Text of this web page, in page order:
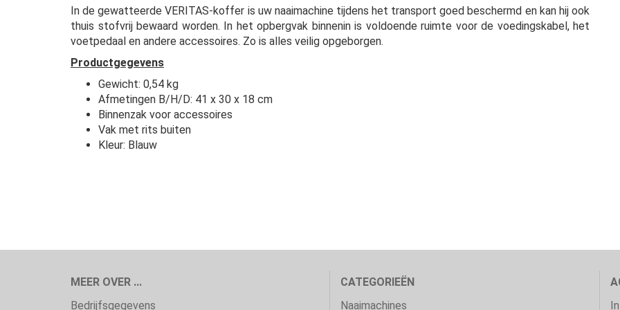
In de gewatteerde VERITAS-koffer is uw naaimachine tijdens het transport goed beschermd en kan hij ook
thuis stofvrij bewaard worden. In het opbergvak binnenin is voldoende ruimte voor de voedingskabel, het
voetpedaal en andere accessoires. Zo is alles veilig opgeborgen.
Productgegevens
Gewicht: 0,54 kg
Afmetingen B/H/D: 41 x 30 x 18 cm
Binnenzak voor accessoires
Vak met rits buiten
Kleur: Blauw
MEER OVER ...
Bedrijfsgegevens
CATEGORIEËN
Naaimachines